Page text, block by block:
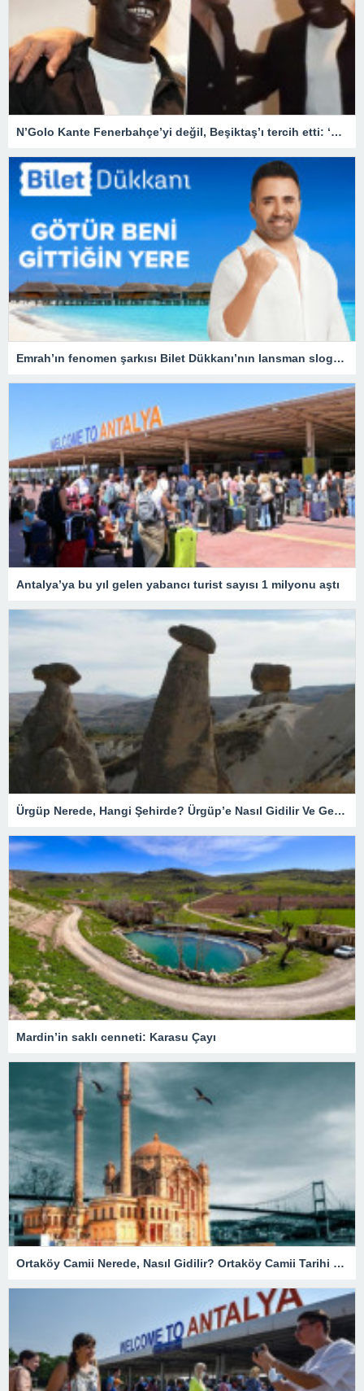
N’Golo Kante Fenerbahçe’yi değil, Beşiktaş’ı tercih etti: ‘Hayır hayır…’
Emrah’ın fenomen şarkısı Bilet Dükkanı’nın lansman sloganı oldu
Antalya’ya bu yıl gelen yabancı turist sayısı 1 milyonu aştı
Ürgüp Nerede, Hangi Şehirde? Ürgüp’e Nasıl Gidilir Ve Gezilecek Yerler Nelerdir?
Mardin’in saklı cenneti: Karasu Çayı
Ortaköy Camii Nerede, Nasıl Gidilir? Ortaköy Camii Tarihi Ve Özellikleri…